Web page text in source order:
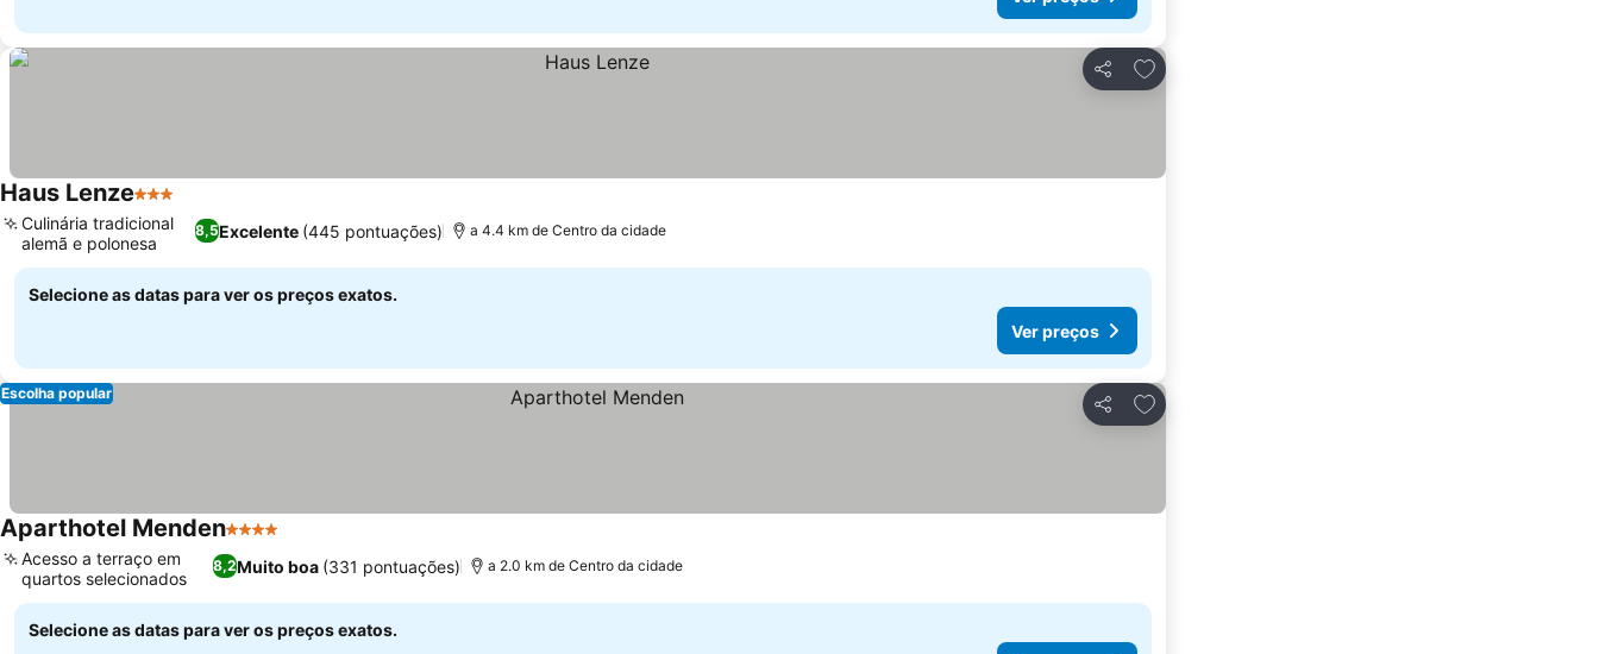
Partilhar
Adicionar aos favoritos
Haus Lenze3 Estrelas
8,5Excelente (445 pontuações)
Culinária tradicional
alemã e polonesa
a 4.4 km de Centro da cidade
Selecione as datas para ver os preços exatos.
Ver preços
Partilhar
Adicionar aos favoritos
Escolha popular
Aparthotel Menden4 Estrelas
8,2Muito boa (331 pontuações)
Acesso a terraço em
quartos selecionados
a 2.0 km de Centro da cidade
Selecione as datas para ver os preços exatos.